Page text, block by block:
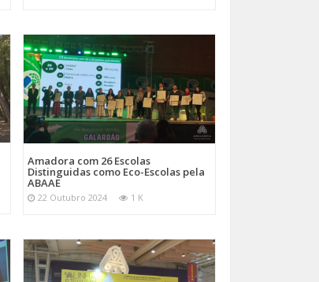
Amadora com 26 Escolas
Distinguidas como Eco-Escolas pela
ABAAE
22 Outubro 2024 1 K